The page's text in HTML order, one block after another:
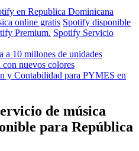
en Republica Dominicana
online gratis Spotify disponible
Premium. Spotify Servicio
10 millones de unidades
con nuevos colores
y Contabilidad para PYMES en
de música
para República